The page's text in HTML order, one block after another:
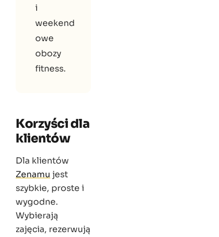
i
weekend
owe
obozy
fitness.
Korzyści dla
klientów
Dla klientów
Zenamu jest
szybkie, proste i
wygodne.
Wybierają
zajęcia, rezerwują